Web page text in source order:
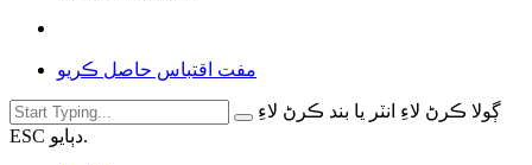
مفت اقتباس حاصل ڪريو
ڳولا ڪرڻ لاءِ انٽر يا بند ڪرڻ لاءِ
ESC دٻايو.